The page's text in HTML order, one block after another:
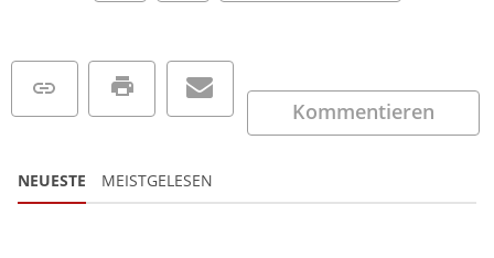
Kommentieren
NEUESTE MEISTGELESEN